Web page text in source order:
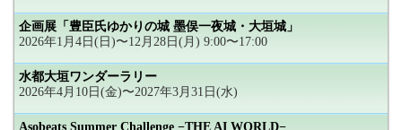
企画展「豊臣氏ゆかりの城 墨俣一夜城・大垣城」
2026年1月4日(日)〜12月28日(月) 9:00〜17:00
水都大垣ワンダーラリー
2026年4月10日(金)〜2027年3月31日(水)
Asobeats Summer Challenge −THE AI WORLD−